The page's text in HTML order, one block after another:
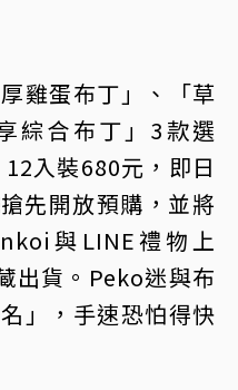
雞蛋布丁」、「草
綜合布丁」3款選
入裝680元，即日
先開放預購，並將
與LINE禮物上
出貨。Peko迷與布
」，手速恐怕得快